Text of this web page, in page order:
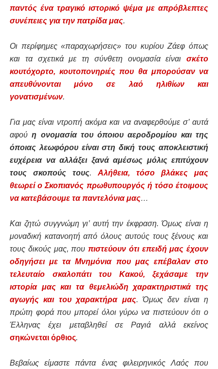
παντός ένα τραγικό ιστορικό ψέμα με απρόβλεπτες
συνέπειες για την πατρίδα μας.
Οι περίφημες «παραχωρήσεις» του κυρίου Ζάεφ όπως
και τα σχετικά με τη σύνθετη ονομασία είναι σκέτο
κουτόχορτο, κουτοπονηριές που θα μπορούσαν να
απευθύνονται μόνο σε λαό ηλιθίων και
γονατισμένων.
Για μας είναι ντροπή ακόμα και να αναφερθούμε σ’ αυτά
αφού η ονομασία του όποιου αεροδρομίου και της
όποιας λεωφόρου είναι στη δική τους αποκλειστική
ευχέρεια να αλλάξει ξανά αμέσως μόλις επιτύχουν
τους σκοπούς τους. Αλήθεια, τόσο βλάκες μας
θεωρεί ο Σκοπιανός πρωθυπουργός ή τόσο έτοιμους
να κατεβάσουμε τα παντελόνια μας…
Και ζητώ συγγνώμη γι’ αυτή την έκφραση. Όμως είναι η
μοναδική κατανοητή από όλους αυτούς τους ξένους και
τους δικούς μας, που πιστεύουν ότι επειδή μας έχουν
οδηγήσει με τα Μνημόνια που μας επέβαλαν στο
τελευταίο σκαλοπάτι του Κακού, ξεχάσαμε την
ιστορία μας και τα θεμελιώδη χαρακτηριστικά της
αγωγής και του χαρακτήρα μας. Όμως δεν είναι η
πρώτη φορά που μπορεί όλοι γύρω να πιστεύουν ότι ο
Έλληνας έχει μεταβληθεί σε Ραγιά αλλά εκείνος
σηκώνεται όρθιος.
Βεβαίως είμαστε πάντα ένας φιλειρηνικός Λαός που